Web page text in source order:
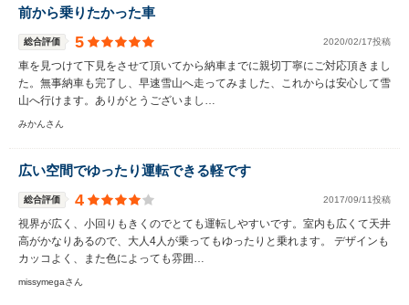
前から乗りたかった車
総合評価 5 2020/02/17投稿
車を見つけて下見をさせて頂いてから納車までに親切丁寧にご対応頂きまし
た。無事納車も完了し、早速雪山へ走ってみました、これからは安心して雪
山へ行けます。ありがとうございまし…
みかんさん
広い空間でゆったり運転できる軽です
総合評価 4 2017/09/11投稿
視界が広く、小回りもきくのでとても運転しやすいです。室内も広くて天井
高がかなりあるので、大人4人が乗ってもゆったりと乗れます。 デザインも
カッコよく、また色によっても雰囲…
missymegaさん